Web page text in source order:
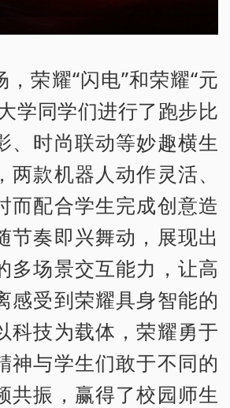
，荣耀“闪电”和荣耀“元
学同学们进行了跑步比
、时尚联动等妙趣横生
两款机器人动作灵活、
而配合学生完成创意造
节奏即兴舞动，展现出
多场景交互能力，让高
感受到荣耀具身智能的
科技为载体，荣耀勇于
神与学生们敢于不同的
共振，赢得了校园师生